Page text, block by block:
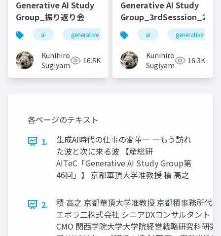
Generative AI Study
Group_振り返り会
ai generative ai machine learning deep
Kunihiro
Sugiyama
16.5K
Generative AI Study
ai generative ai
Kunihiro
Sugiyama
16.3K
各ページのテキスト
1.
生成AI時代の仕事の変革― ―もう訪れ
た波と次に来る波 【産総研
AITeC「Generative AI Study Group第
46回」】 京都華頂大学准教授 積 高之
2.
積 高之 京都華頂大学准教授 京都積事務所代表
エボラ二株式会社 シニアDXコンサルタント
CMO 関西学院大学大学院経営戦略研究科研究